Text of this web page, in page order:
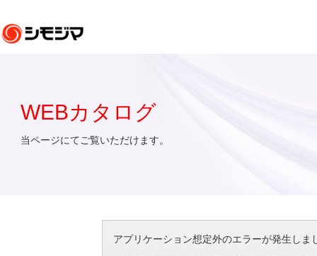
WEBカタログ
当ページにてご覧いただけます。
アプリケーション想定外のエラーが発生し